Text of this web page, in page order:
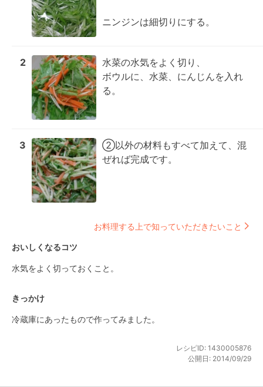
ニンジンは細切りにする。
2
水菜の水気をよく切り、
ボウルに、水菜、にんじんを入れ
る。
3
②以外の材料もすべて加えて、混
ぜれば完成です。
お料理する上で知っていただきたいこと
おいしくなるコツ
水気をよく切っておくこと。
きっかけ
冷蔵庫にあったもので作ってみました。
レシピID: 1430005876
公開日: 2014/09/29